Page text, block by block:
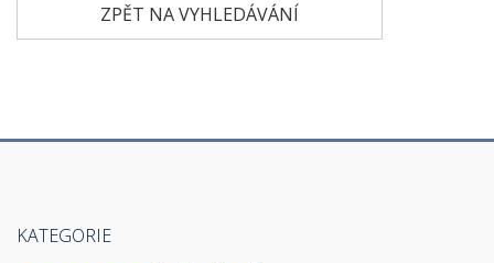
ZPĚT NA VYHLEDÁVÁNÍ
KATEGORIE